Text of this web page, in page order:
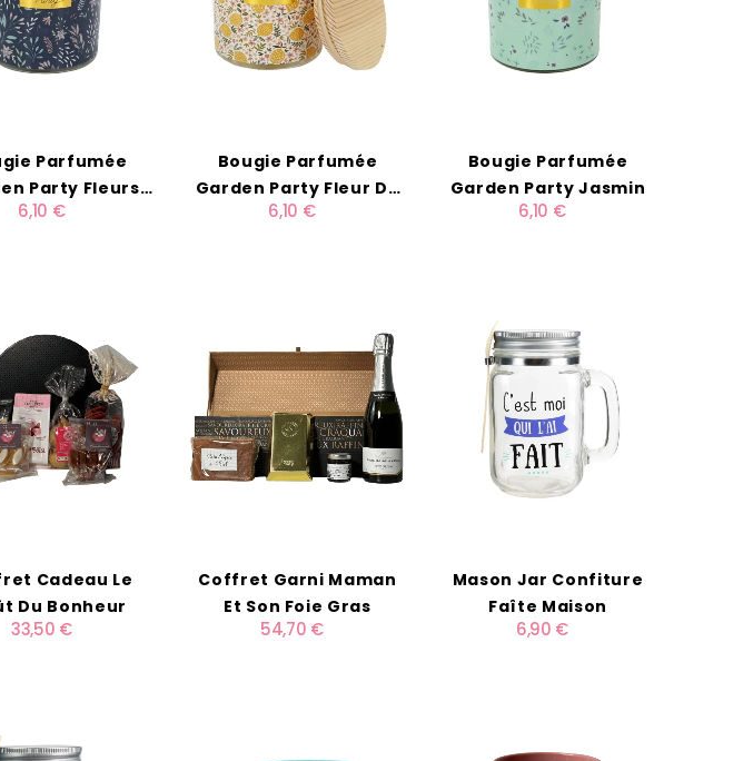
Parfumée
Party Fleurs
D'été
6,10 €
Bougie Parfumée
Garden Party Fleur De
Printemps
6,10 €
Bougie Parfumée
Garden Party Jasmin
6,10 €
Cadeau Le
Du Bonheur
33,50 €
Coffret Garni Maman
Et Son Foie Gras
54,70 €
Mason Jar Confiture
Faîte Maison
6,90 €